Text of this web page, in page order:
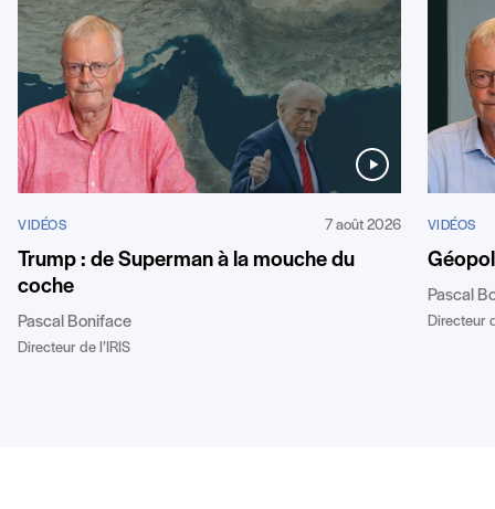
VIDÉOS 7 août 2026
Trump : de Superman à la mouche du
coche
Pascal Boniface
Directeur de l’IRIS
VIDÉOS
Pascal
Directeur